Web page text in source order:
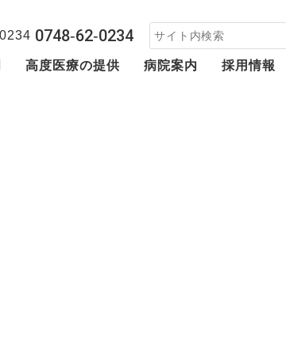
0748‐62‐0234
高度医療の提供 病院案内 採用情報